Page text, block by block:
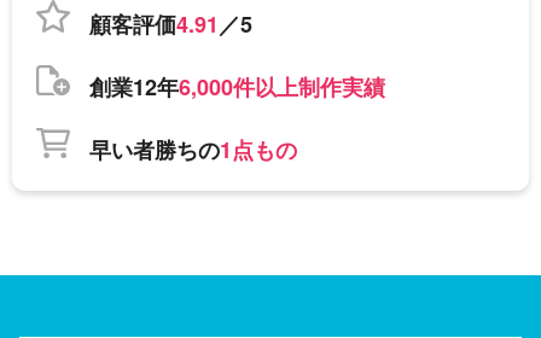
顧客評価4.91／5
創業12年6,000件以上制作実績
早い者勝ちの1点もの